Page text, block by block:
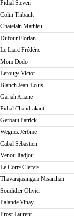
Pidial Steven
Colin Thibault
Chatelain Mathieu
Dufour Florian
Le Liard Frédéric
Mom Dodo
Lerouge Victor
Blanch Jean-Louis
Garjah Ariane
Pidial Chandrakant
Gerbaut Patrick
Wegnez Jérôme
Cabal Sébastien
Venou Radjou
Le Corre Clervie
Thavarajasingam Nisanthan
Soudidier Olivier
Palande Vinay
Prost Laurent